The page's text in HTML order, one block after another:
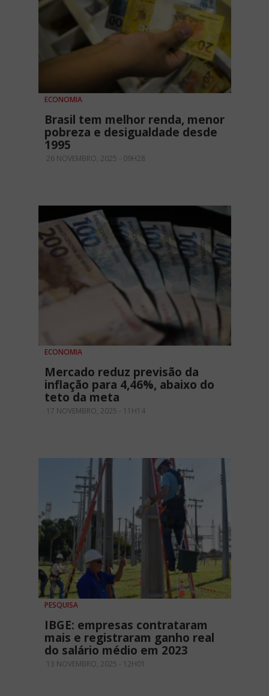
ECONOMIA
Brasil tem melhor renda, menor
pobreza e desigualdade desde
1995
26 NOVEMBRO, 2025 - 09H28
ECONOMIA
Mercado reduz previsão da
inflação para 4,46%, abaixo do
teto da meta
17 NOVEMBRO, 2025 - 11H14
PESQUISA
IBGE: empresas contrataram
mais e registraram ganho real
do salário médio em 2023
13 NOVEMBRO, 2025 - 12H01